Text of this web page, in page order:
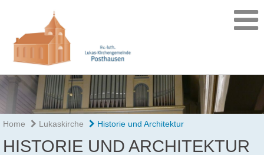
Home Lukaskirche Historie und Architektur
HISTORIE UND ARCHITEKTUR